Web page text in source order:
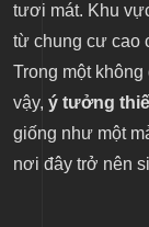
tươi mát. Khu
từ chung cư cao
Trong một
vậy, ý tưởng
giống như một
nơi đây trở nên